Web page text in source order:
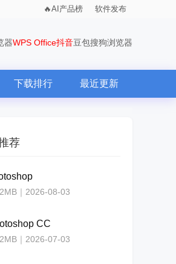
AI产品榜 软件发布
器WPS Office抖音豆包搜狗浏览器
下载排行 最近更新
荐
｜2026-08-03
CC
｜2026-07-03